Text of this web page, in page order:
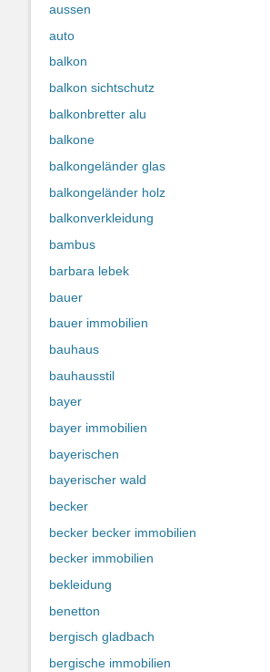
aussen
auto
balkon
balkon sichtschutz
balkonbretter alu
balkone
balkongeländer glas
balkongeländer holz
balkonverkleidung
bambus
barbara lebek
bauer
bauer immobilien
bauhaus
bauhausstil
bayer
bayer immobilien
bayerischen
bayerischer wald
becker
becker becker immobilien
becker immobilien
bekleidung
benetton
bergisch gladbach
bergische immobilien